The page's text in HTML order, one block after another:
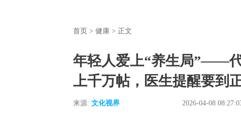
首页 > 健康 > 正文
年轻人爱上“养生局”——
上千万帖，医生提醒要到
来源: 文化视界 2026-04-08